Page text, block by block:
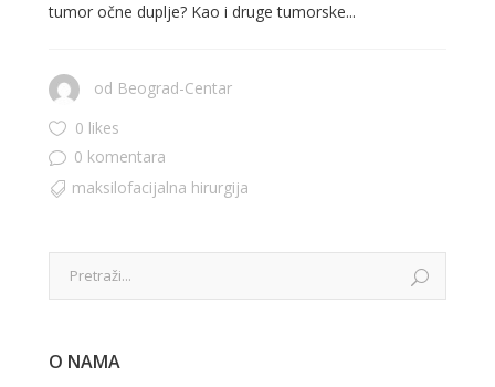
tumor očne duplje? Kao i druge tumorske...
od Beograd-Centar
0 likes
0 komentara
maksilofacijalna hirurgija
O NAMA